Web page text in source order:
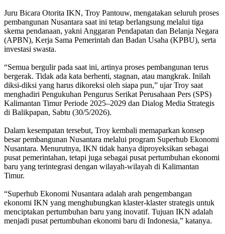
‎Juru Bicara Otorita IKN, Troy Pantouw, mengatakan seluruh proses
pembangunan Nusantara saat ini tetap berlangsung melalui tiga
skema pendanaan, yakni Anggaran Pendapatan dan Belanja Negara
(APBN), Kerja Sama Pemerintah dan Badan Usaha (KPBU), serta
investasi swasta.
‎“Semua bergulir pada saat ini, artinya proses pembangunan terus
bergerak. Tidak ada kata berhenti, stagnan, atau mangkrak. Inilah
diksi-diksi yang harus dikoreksi oleh siapa pun,” ujar Troy saat
menghadiri Pengukuhan Pengurus Serikat Perusahaan Pers (SPS)
Kalimantan Timur Periode 2025–2029 dan Dialog Media Strategis
di Balikpapan, Sabtu (30/5/2026).
‎Dalam kesempatan tersebut, Troy kembali memaparkan konsep
besar pembangunan Nusantara melalui program Superhub Ekonomi
Nusantara. Menurutnya, IKN tidak hanya diproyeksikan sebagai
pusat pemerintahan, tetapi juga sebagai pusat pertumbuhan ekonomi
baru yang terintegrasi dengan wilayah-wilayah di Kalimantan
Timur.
‎“Superhub Ekonomi Nusantara adalah arah pengembangan
ekonomi IKN yang menghubungkan klaster-klaster strategis untuk
menciptakan pertumbuhan baru yang inovatif. Tujuan IKN adalah
menjadi pusat pertumbuhan ekonomi baru di Indonesia,” katanya.